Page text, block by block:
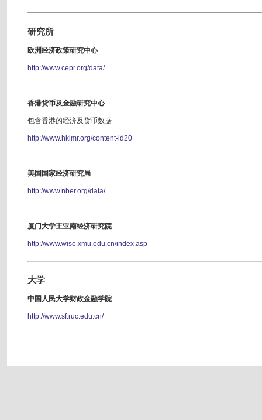
研究所
欧洲经济政策研究中心
http://www.cepr.org/data/
香港货币及金融研究中心
包含香港的经济及货币数据
http://www.hkimr.org/content-id20
美国国家经济研究局
http://www.nber.org/data/
厦门大学王亚南经济研究院
http://www.wise.xmu.edu.cn/index.asp
大学
中国人民大学财政金融学院
http://www.sf.ruc.edu.cn/